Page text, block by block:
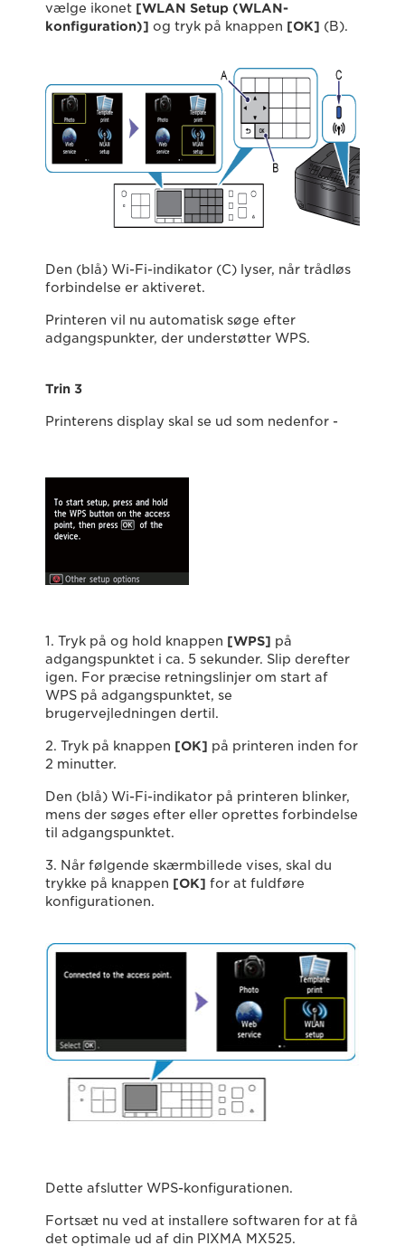
vælge ikonet [WLAN Setup (WLAN-
konfiguration)] og tryk på knappen [OK] (B).
Den (blå) Wi-Fi-indikator (C) lyser, når trådløs
forbindelse er aktiveret.
Printeren vil nu automatisk søge efter
adgangspunkter, der understøtter WPS.
Trin 3
Printerens display skal se ud som nedenfor -
1. Tryk på og hold knappen [WPS] på
adgangspunktet i ca. 5 sekunder. Slip derefter
igen. For præcise retningslinjer om start af
WPS på adgangspunktet, se
brugervejledningen dertil.
2. Tryk på knappen [OK] på printeren inden for
2 minutter.
Den (blå) Wi-Fi-indikator på printeren blinker,
mens der søges efter eller oprettes forbindelse
til adgangspunktet.
3. Når følgende skærmbillede vises, skal du
trykke på knappen [OK] for at fuldføre
konfigurationen.
Dette afslutter WPS-konfigurationen.
Fortsæt nu ved at installere softwaren for at få
det optimale ud af din PIXMA MX525.